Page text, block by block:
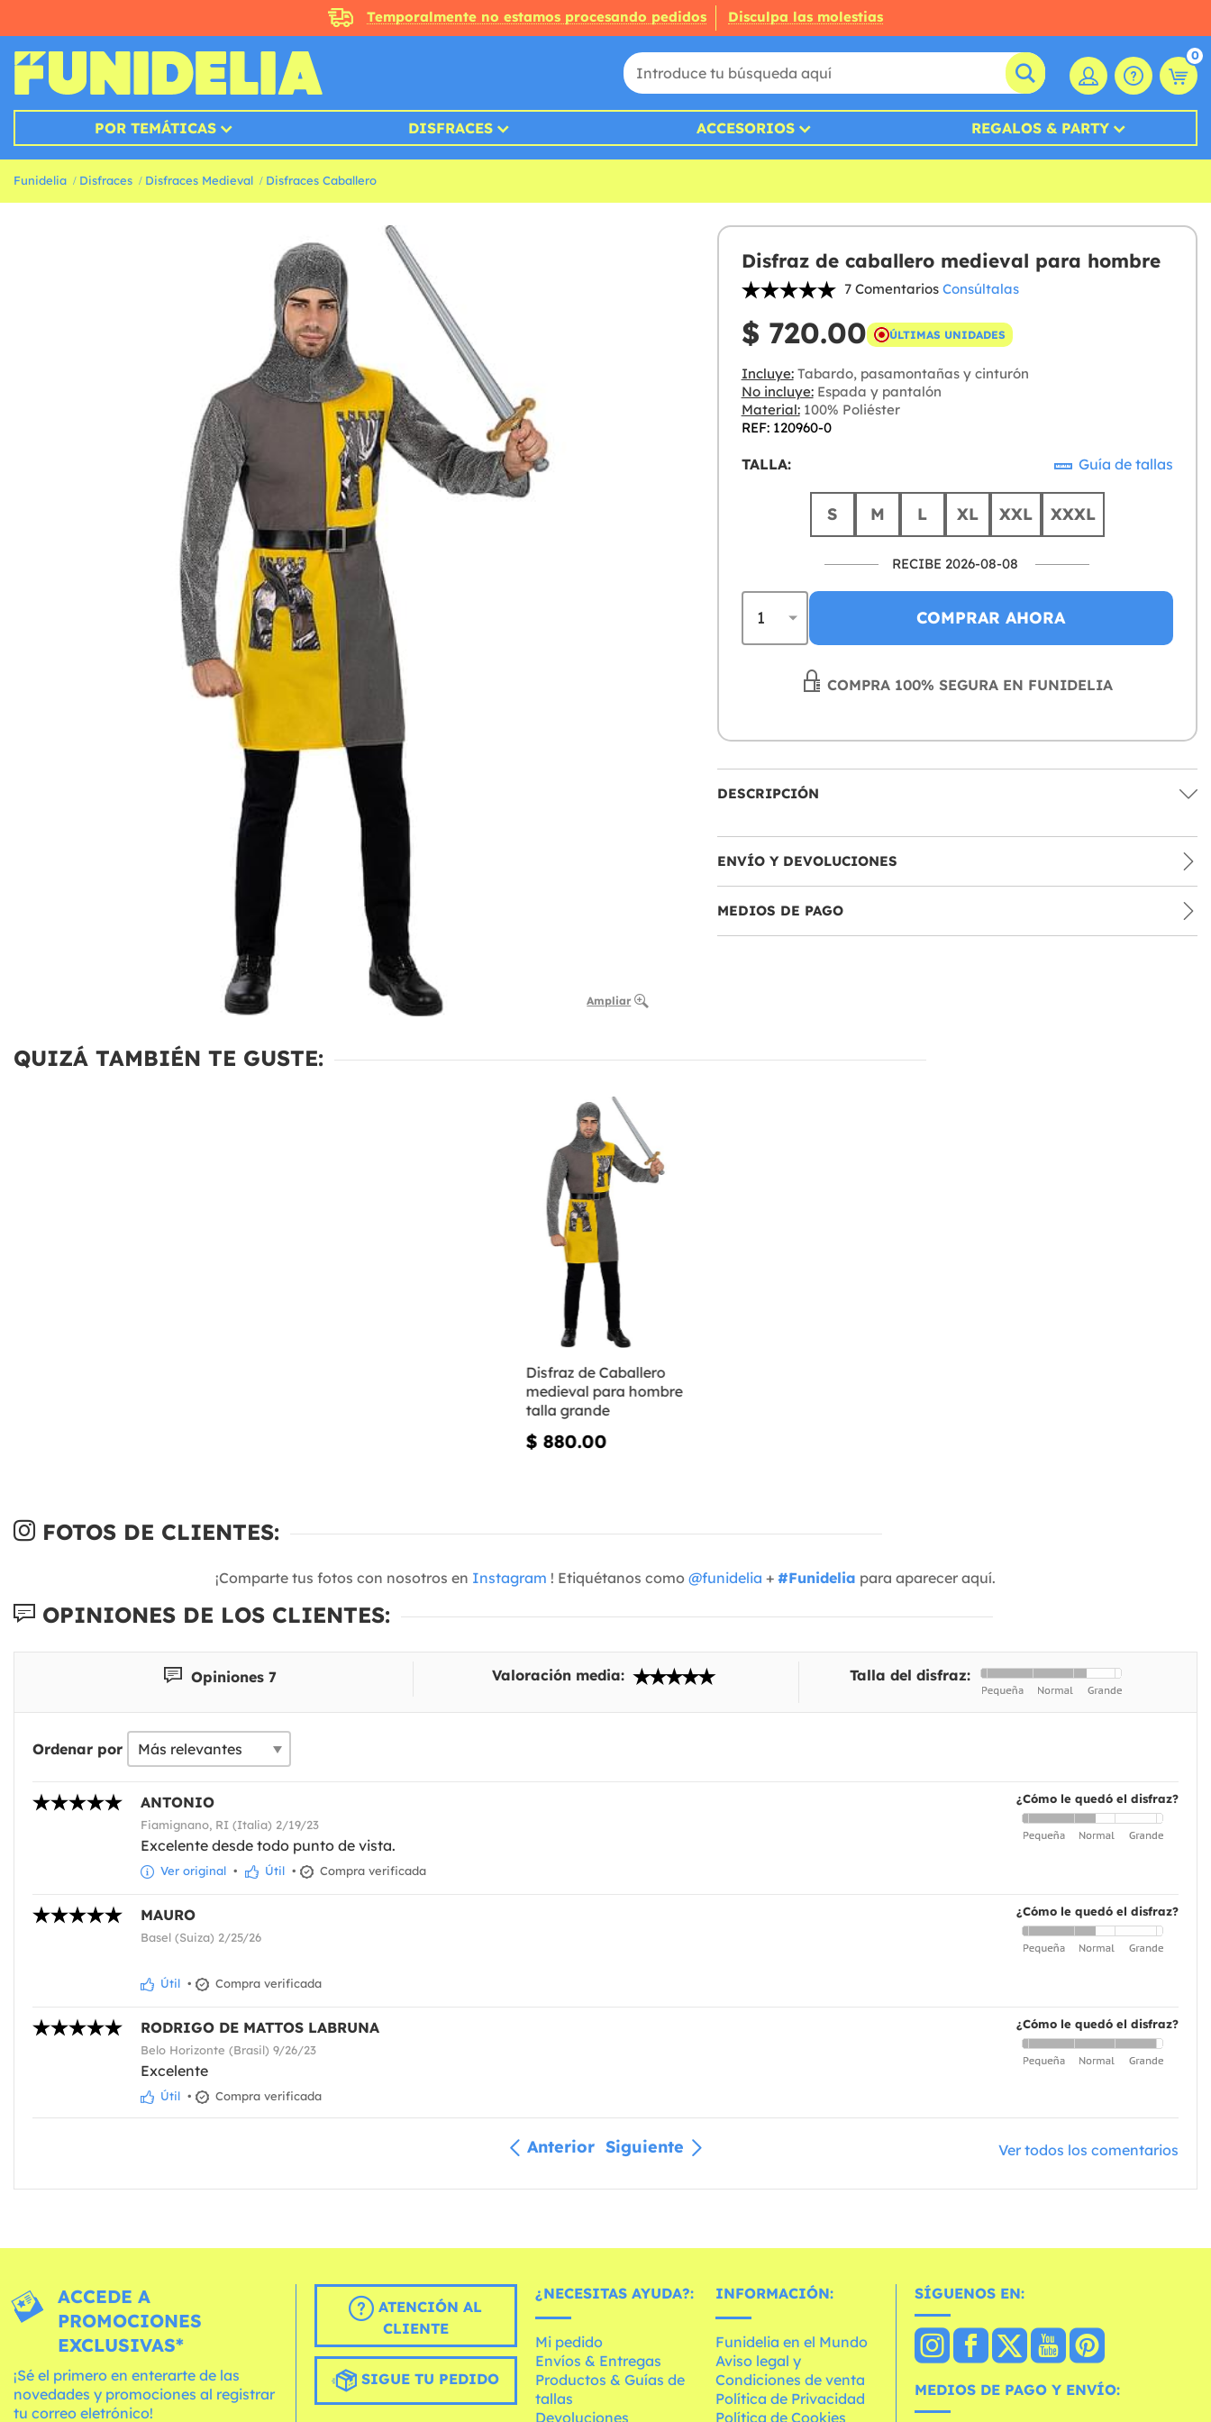
Temporalmente no estamos procesando pedidos Disculpa las molestias
0
POR TEMÁTICAS DISFRACES ACCESORIOS REGALOS & PARTY
Funidelia Disfraces Disfraces Medieval Disfraces Caballero
Ampliar
Disfraz de caballero medieval para hombre
7 Comentarios Consúltalas
$ 720.00 ÚLTIMAS UNIDADES
Incluye:Tabardo, pasamontañas y cinturón
No incluye:Espada y pantalón
Material:100% Poliéster
REF: 120960-0
TALLA: Guía de tallas
S M L XL XXL XXXL
RECIBE 2026-08-08
COMPRAR AHORA
COMPRA 100% SEGURA EN FUNIDELIA
DESCRIPCIÓN
ENVÍO Y DEVOLUCIONES
MEDIOS DE PAGO
QUIZÁ TAMBIÉN TE GUSTE:
Disfraz de Caballero
medieval para hombre
talla grande
$ 880.00
FOTOS DE CLIENTES:
¡Comparte tus fotos con nosotros en Instagram ! Etiquétanos como @funidelia + #Funidelia para aparecer aquí.
OPINIONES DE LOS CLIENTES:
Opiniones 7 Valoración media: Talla del disfraz:
Ordenar por
¿Cómo le quedó el disfraz?
ANTONIO
Fiamignano, RI (Italia) 2/19/23
Excelente desde todo punto de vista.
Ver original • Útil • Compra verificada
¿Cómo le quedó el disfraz?
MAURO
Basel (Suiza) 2/25/26
Útil • Compra verificada
¿Cómo le quedó el disfraz?
RODRIGO DE MATTOS LABRUNA
Belo Horizonte (Brasil) 9/26/23
Excelente
Útil • Compra verificada
Anterior Siguiente Ver todos los comentarios
ACCEDE A
PROMOCIONES
EXCLUSIVAS*
¡Sé el primero en enterarte de las
novedades y promociones al registrar
tu correo eletrónico!
ATENCIÓN AL
CLIENTE
SIGUE TU PEDIDO
¿NECESITAS AYUDA?:
Mi pedido
Envíos & Entregas
Productos & Guías de
tallas
Devoluciones
INFORMACIÓN:
Funidelia en el Mundo
Aviso legal y
Condiciones de venta
Política de Privacidad
Política de Cookies
SÍGUENOS EN:
MEDIOS DE PAGO Y ENVÍO: